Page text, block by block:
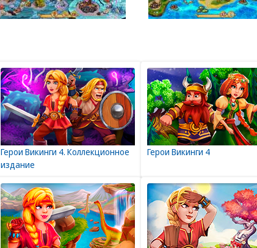
Герои Викинги 4. Коллекционное
издание
Герои Викинги 4